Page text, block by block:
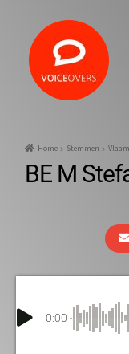
Home Stemmen
BE M
0:00